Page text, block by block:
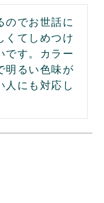
のでお世話に
くてしめつけ
です。カラー
明るい色味が
人にも対応し